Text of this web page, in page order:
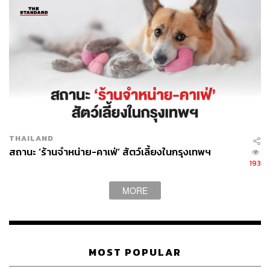
THAILAND
สถานะ ‘ร้านจำหน่าย-คาเฟ่’ สัตว์เลี้ยงในกรุงเทพฯ
193
MORE
MOST POPULAR